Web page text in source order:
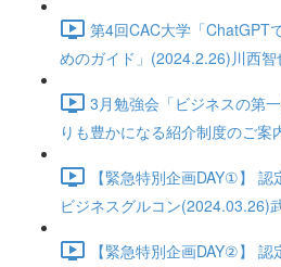
第4回CAC大学「ChatGPT
めのガイド」(2024.2.26)川西
3月勉強会「ビジネスの第
りも豊かになる紹介制度のご案
【緊急特別企画DAY①】
ビジネスグルコン(2024.03.26)
【緊急特別企画DAY②】